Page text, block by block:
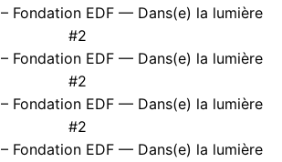
– Fondation EDF — Dans(e) la lumière
#2
– Fondation EDF — Dans(e) la lumière
#2
– Fondation EDF — Dans(e) la lumière
#2
– Fondation EDF — Dans(e) la lumière